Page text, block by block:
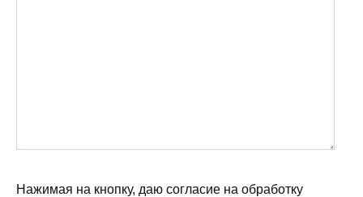
Нажимая на кнопку, даю согласие на обработку